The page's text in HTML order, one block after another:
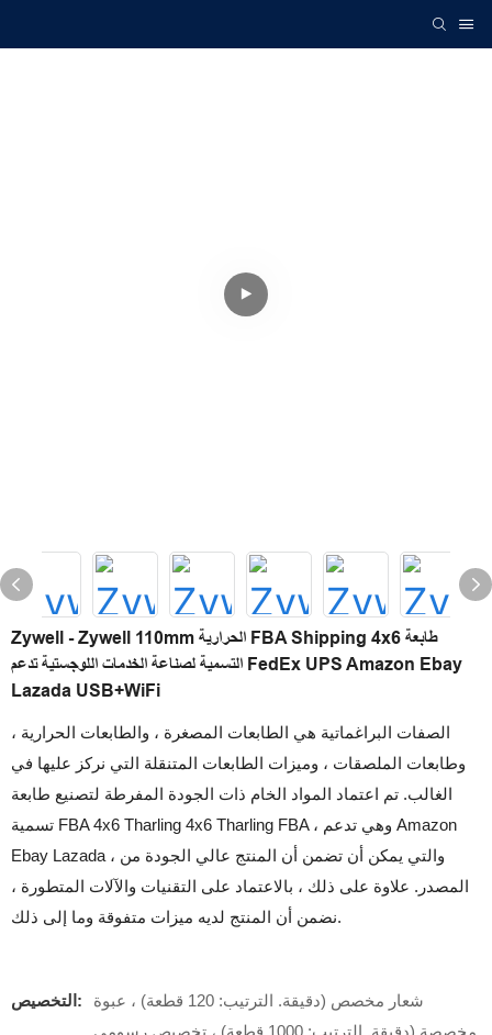
Zywell - Zywell 110mm الحرارية FBA Shipping 4x6 طابعة
التسمية لصناعة الخدمات اللوجستية تدعم FedEx UPS Amazon Ebay
Lazada USB+WiFi
الصفات البراغماتية هي الطابعات المصغرة ، والطابعات الحرارية ،
وطابعات الملصقات ، وميزات الطابعات المتنقلة التي نركز عليها في
الغالب. تم اعتماد المواد الخام ذات الجودة المفرطة لتصنيع طابعة
تسمية FBA 4x6 Tharling 4x6 Tharling FBA ، وهي تدعم Amazon
Ebay Lazada ، والتي يمكن أن تضمن أن المنتج عالي الجودة من
المصدر. علاوة على ذلك ، بالاعتماد على التقنيات والآلات المتطورة ،
نضمن أن المنتج لديه ميزات متفوقة وما إلى ذلك.
التخصيص:
شعار مخصص (دقيقة. الترتيب: 120 قطعة) ، عبوة
مخصصة (دقيقة. الترتيب: 1000 قطعة) ، تخصيص رسومي